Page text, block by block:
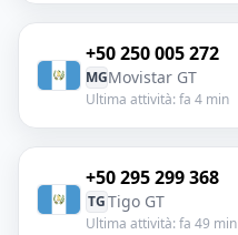
+50 250 005 272
MGMovistar GT
Ultima attività: fa 4 min
+50 295 299 368
TGTigo GT
Ultima attività: fa 49 min